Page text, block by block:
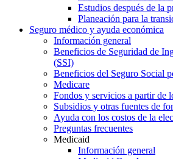
Estudios después de la
Planeación para la
Seguro médico y ayuda económica
Información general
Beneficios de Seguridad de
(SSI)
Beneficios del Seguro Social
Medicare
Fondos y servicios a partir de
Subsidios y otras fuentes de
Ayuda con los costos de la
Preguntas frecuentes
Medicaid
Información general